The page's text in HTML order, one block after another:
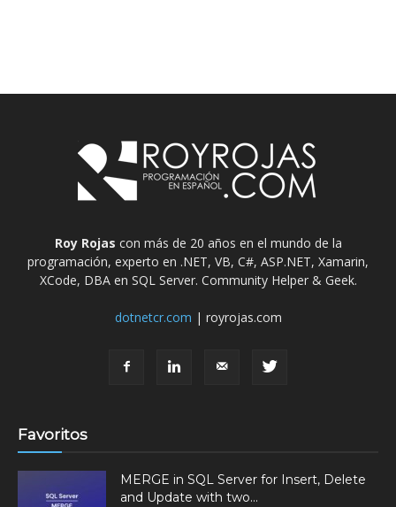
Roy Rojas con más de 20 años en el mundo de la
programación, experto en .NET, VB, C#, ASP.NET, Xamarin,
XCode, DBA en SQL Server. Community Helper & Geek.
dotnetcr.com | royrojas.com
Favoritos
MERGE in SQL Server for Insert, Delete
and Update with two...